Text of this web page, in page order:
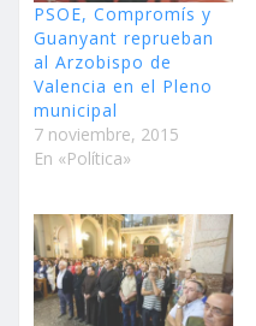
PSOE, Compromís y
Guanyant reprueban
al Arzobispo de
Valencia en el Pleno
municipal
7 noviembre, 2015
En «Política»